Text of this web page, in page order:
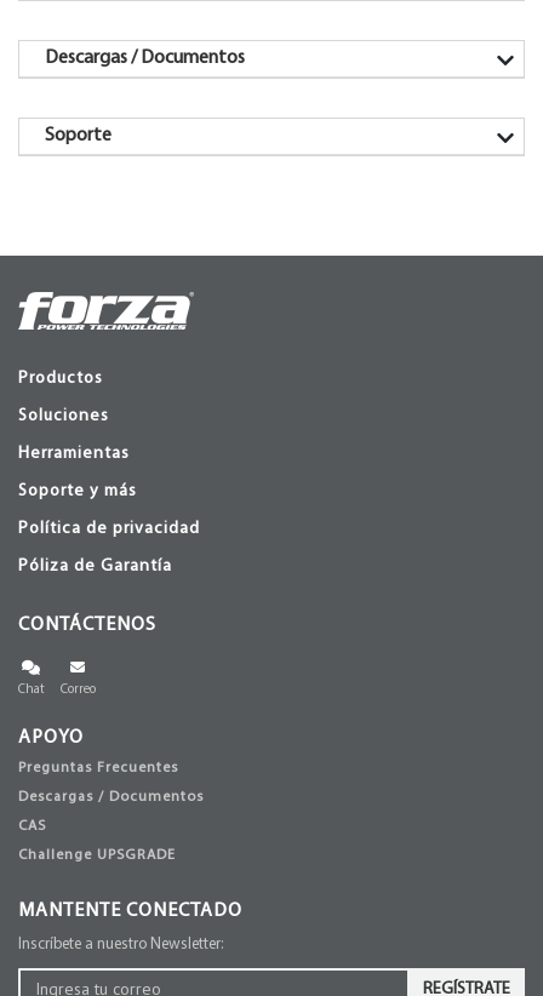
Descargas / Documentos
Soporte
Productos
Soluciones
Herramientas
Soporte y más
Política de privacidad
Póliza de Garantía
CONTÁCTENOS
Chat Correo
APOYO
Preguntas Frecuentes
Descargas / Documentos
CAS
Challenge UPSGRADE
MANTENTE CONECTADO
Inscríbete a nuestro Newsletter:
REGÍSTRATE